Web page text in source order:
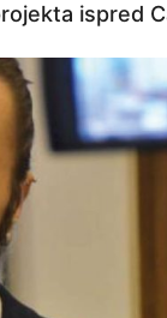
ispred